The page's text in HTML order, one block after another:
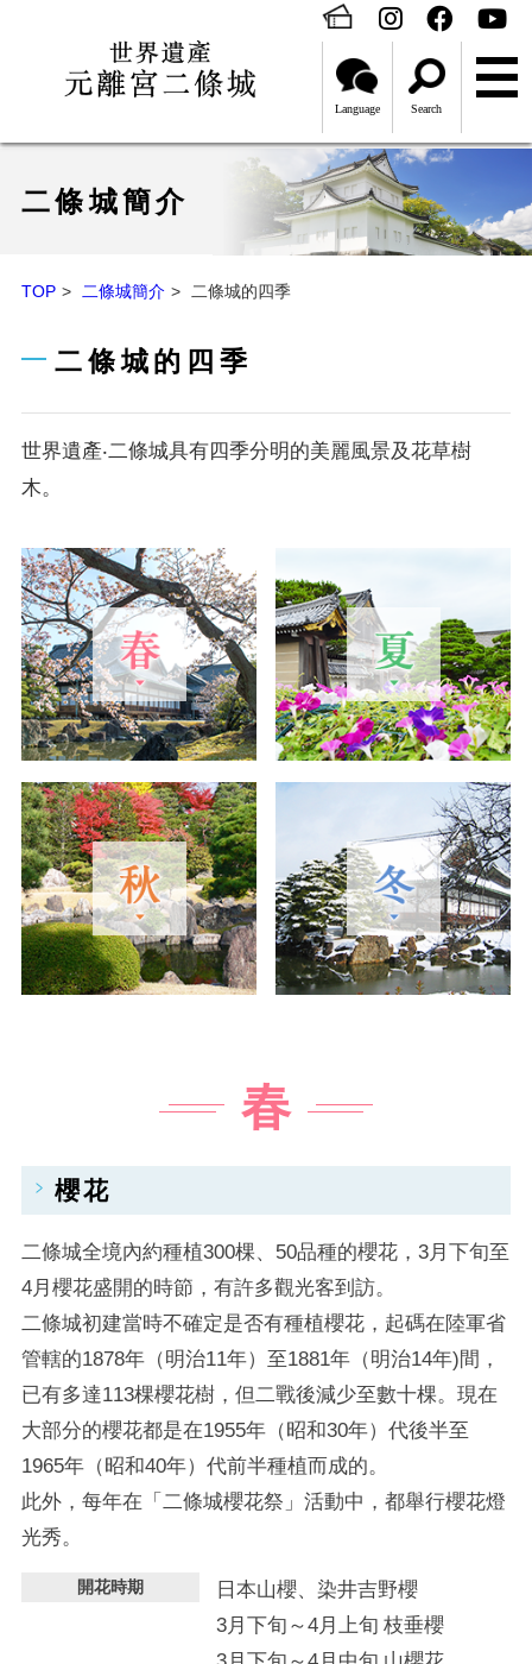
Language Search
二條城簡介
TOP 二條城簡介 二條城的四季
二條城的四季
世界遺產‧二條城具有四季分明的美麗風景及花草樹
木。
春
櫻花
二條城全境內約種植300棵、50品種的櫻花，3月下旬至
4月櫻花盛開的時節，有許多觀光客到訪。
二條城初建當時不確定是否有種植櫻花，起碼在陸軍省
管轄的1878年（明治11年）至1881年（明治14年)間，
已有多達113棵櫻花樹，但二戰後減少至數十棵。現在
大部分的櫻花都是在1955年（昭和30年）代後半至
1965年（昭和40年）代前半種植而成的。
此外，每年在「二條城櫻花祭」活動中，都舉行櫻花燈
光秀。
開花時期
日本山櫻、染井吉野櫻
3月下旬～4月上旬 枝垂櫻